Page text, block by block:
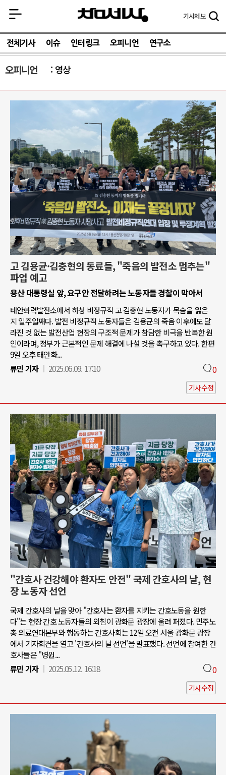
기사제보
전체기사 이슈 인터링크 오피니언 연구소
오피니언 영상
고 김용균·김충현의 동료들, "죽음의 발전소 멈추는"
파업 예고
용산 대통령실 앞, 요구안 전달하려는 노동자들 경찰이 막아서
태안화력발전소에서 하청 비정규직 고 김충현 노동자가 목숨을 잃은
지 일주일째다. 발전 비정규직 노동자들은 김용균의 죽음 이후에도 달
라진 것 없는 발전산업 현장의 구조적 문제가 참담한 비극을 반복한 원
인이라며, 정부가 근본적인 문제 해결에 나설 것을 촉구하고 있다. 한편
9일 오후 태안화...
류민 기자
2025.06.09. 17:10 0
기사수정
"간호사 건강해야 환자도 안전" 국제 간호사의 날, 현
장 노동자 선언
국제 간호사의 날을 맞아 "간호사는 환자를 지키는 간호노동을 원한
다"는 현장 간호 노동자들의 외침이 광화문 광장에 울려 퍼졌다. 민주노
총 의료연대본부와 행동하는 간호사회는 12일 오전 서울 광화문 광장
에서 기자회견을 열고 '간호사의 날 선언'을 발표했다. 선언에 참여한 간
호사들은 "병원...
류민 기자
2025.05.12. 16:18 0
기사수정